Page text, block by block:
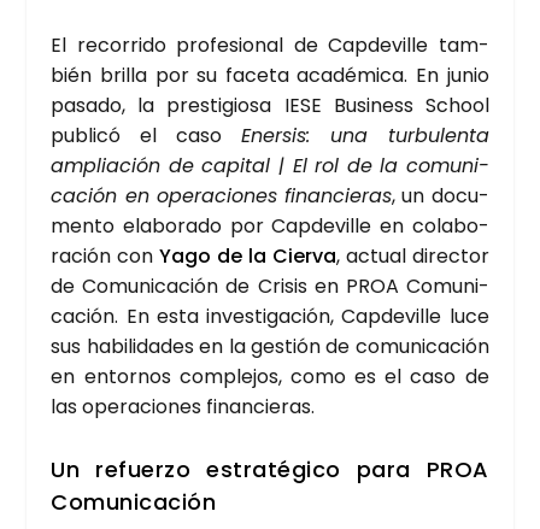
El reco­rri­do pro­fe­sio­nal de Cap­de­vi­lle tam­
bién bri­lla por su face­ta aca­dé­mi­ca. En junio
pasa­do, la pres­ti­gio­sa IESE Busi­ness School
publi­có el caso Ener­sis: una tur­bu­len­ta
amplia­ción de capi­tal | El rol de la comu­ni­
ca­ción en ope­ra­cio­nes finan­cie­ras, un docu­
men­to ela­bo­ra­do por Cap­de­vi­lle en cola­bo­
ra­ción conYago de la Cier­va, actual direc­tor
de Comu­ni­ca­ción de Cri­sis en PROA Comu­ni­
ca­ción. En esta inves­ti­ga­ción, Cap­de­vi­lle luce
sus habi­li­da­des en la ges­tión de comu­ni­ca­ción
en entor­nos com­ple­jos, como es el caso de
las ope­ra­cio­nes finan­cie­ras.
Un refuer­zo estra­té­gi­co para PROA
Comu­ni­ca­ción